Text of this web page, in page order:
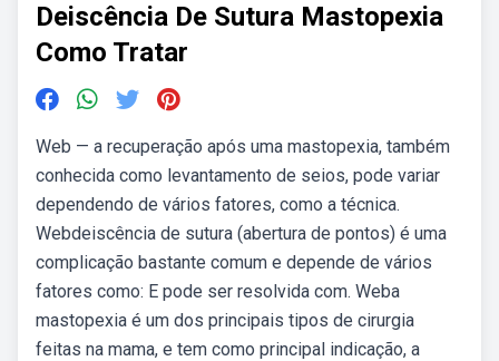
Deiscência De Sutura Mastopexia
Como Tratar
Web — a recuperação após uma mastopexia, também
conhecida como levantamento de seios, pode variar
dependendo de vários fatores, como a técnica.
Webdeiscência de sutura (abertura de pontos) é uma
complicação bastante comum e depende de vários
fatores como: E pode ser resolvida com. Weba
mastopexia é um dos principais tipos de cirurgia
feitas na mama, e tem como principal indicação, a